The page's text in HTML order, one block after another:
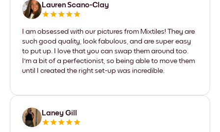
Lauren Scano-Clay
I am obsessed with our pictures from Mixtiles! They are
such good quality, look fabulous, and are super easy
to put up. I love that you can swap them around too.
I'm a bit of a perfectionist, so being able to move them
until I created the right set-up was incredible.
Laney Gill